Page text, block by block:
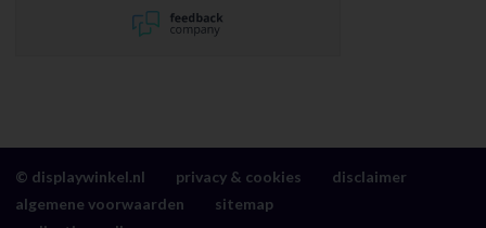
© displaywinkel.nl privacy & cookies
disclaimer
algemene voorwaarden
sitemap